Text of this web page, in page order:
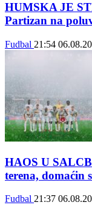
HUMSKA JE
Partizan na
Fudbal 21:54
HAOS U
terena, domaćin
Fudbal 21:37